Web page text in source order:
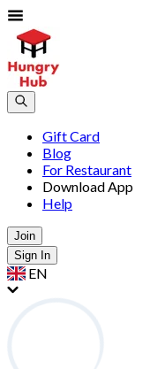
Gift Card
Blog
For Restaurant
Download App
Help
Join
Sign In
EN